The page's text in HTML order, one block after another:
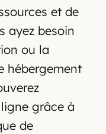
et de
ayez besoin
ou la
hébergement
grâce à
de